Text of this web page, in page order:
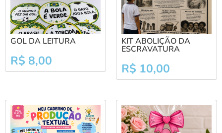
GOL DA LEITURA
R$ 8,00
KIT ABOLIÇÃO DA
ESCRAVATURA
R$ 10,00